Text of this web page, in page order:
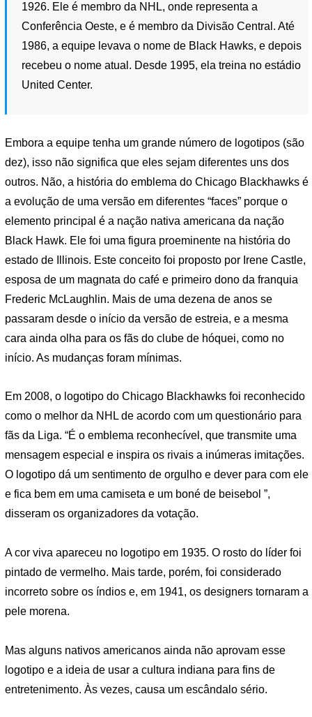
1926. Ele é membro da NHL, onde representa a
Conferência Oeste, e é membro da Divisão Central. Até
1986, a equipe levava o nome de Black Hawks, e depois
recebeu o nome atual. Desde 1995, ela treina no estádio
United Center.
Embora a equipe tenha um grande número de logotipos (são
dez), isso não significa que eles sejam diferentes uns dos
outros. Não, a história do emblema do Chicago Blackhawks é
a evolução de uma versão em diferentes “faces” porque o
elemento principal é a nação nativa americana da nação
Black Hawk. Ele foi uma figura proeminente na história do
estado de Illinois. Este conceito foi proposto por Irene Castle,
esposa de um magnata do café e primeiro dono da franquia
Frederic McLaughlin. Mais de uma dezena de anos se
passaram desde o início da versão de estreia, e a mesma
cara ainda olha para os fãs do clube de hóquei, como no
início. As mudanças foram mínimas.
Em 2008, o logotipo do Chicago Blackhawks foi reconhecido
como o melhor da NHL de acordo com um questionário para
fãs da Liga. “É o emblema reconhecível, que transmite uma
mensagem especial e inspira os rivais a inúmeras imitações.
O logotipo dá um sentimento de orgulho e dever para com ele
e fica bem em uma camiseta e um boné de beisebol ”,
disseram os organizadores da votação.
A cor viva apareceu no logotipo em 1935. O rosto do líder foi
pintado de vermelho. Mais tarde, porém, foi considerado
incorreto sobre os índios e, em 1941, os designers tornaram a
pele morena.
Mas alguns nativos americanos ainda não aprovam esse
logotipo e a ideia de usar a cultura indiana para fins de
entretenimento. Às vezes, causa um escândalo sério.